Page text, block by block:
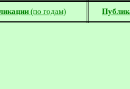
(по годам)